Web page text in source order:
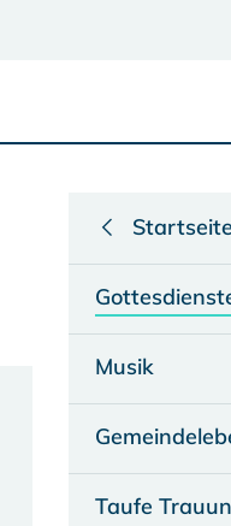
Startseite
Musik
Taufe